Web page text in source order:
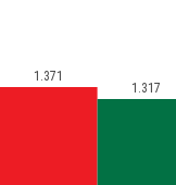
1.371
1.317